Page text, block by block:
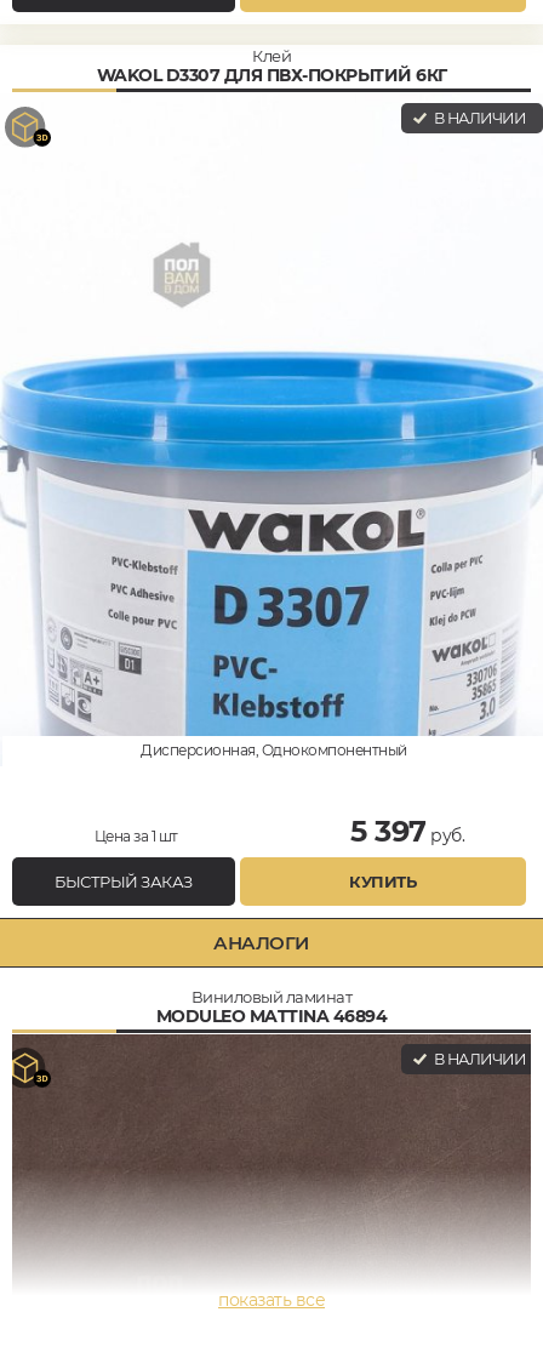
Клей
WAKOL D3307 ДЛЯ ПВХ-ПОКРЫТИЙ 6КГ
В НАЛИЧИИ
Дисперсионная, Однокомпонентный
Цена за 1 шт 5 397 руб.
БЫСТРЫЙ ЗАКАЗ КУПИТЬ
АНАЛОГИ
Виниловый ламинат
MODULEO MATTINA 46894
В НАЛИЧИИ